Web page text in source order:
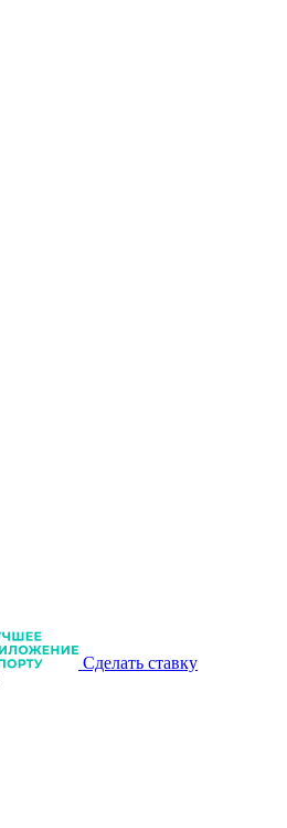
Сделать ставку